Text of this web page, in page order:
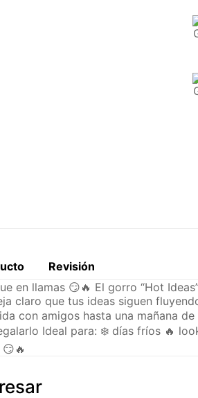
Revisión
en llamas 😏🔥 El gorro “Hot
claro que tus ideas siguen
con amigos hasta una mañana
Ideal para: ❄️ días fríos 🔥